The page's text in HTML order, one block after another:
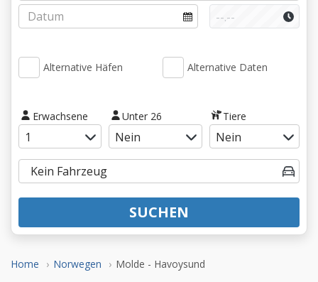
Home Norwegen Molde - Havoysund
Alternative Häfen Alternative Daten
Erwachsene Unter 26 Tiere
SUCHEN